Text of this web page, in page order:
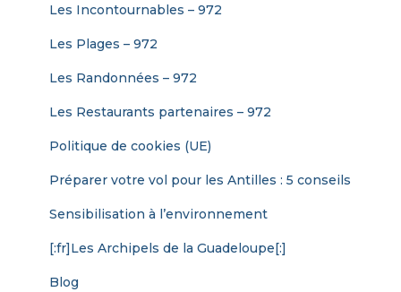
Les Incontournables – 972
Les Plages – 972
Les Randonnées – 972
Les Restaurants partenaires – 972
Politique de cookies (UE)
Préparer votre vol pour les Antilles : 5 conseils
Sensibilisation à l’environnement
[:fr]Les Archipels de la Guadeloupe[:]
Blog